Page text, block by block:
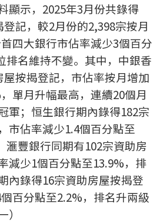
顯示，2025年3月份共錄得
記，較2月份的2,398宗按月
四大銀行市佔率減少3個百分
排名維持不變。其中，中銀香
按揭登記，市佔率按月增加
單月升幅最高，連續20個月
軍；恒生銀行期內錄得182宗
市佔率減少1.4個百分點至
滙豐銀行同期有102宗資助房
減少1個百分點至13.9%，排
內錄得16宗資助房屋按揭登
百分點至2.2%，排名升兩級